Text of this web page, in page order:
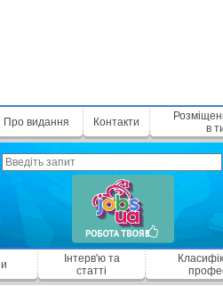
Про видання Контакти
в
Інтерв'ю та
статті